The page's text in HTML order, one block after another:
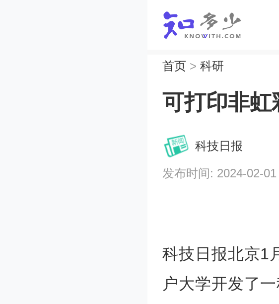
首页 > 科研
可打印非虹
科技日报
发布时间: 2024-02-
科技日报北京1
户大学开发了